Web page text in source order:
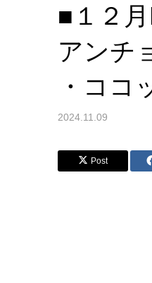
■１２
アンチ
・ココ
2024.11.09
Post